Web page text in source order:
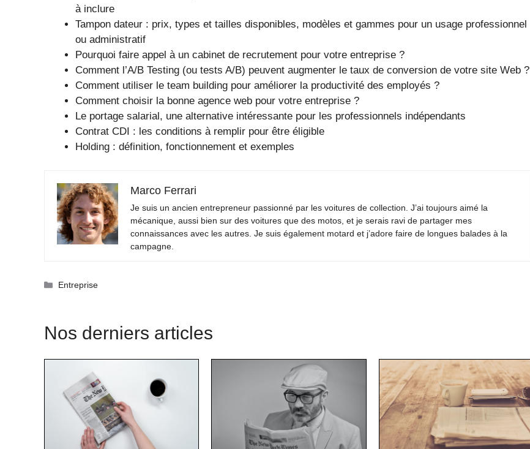
à inclure
Tampon dateur : prix, types et tailles disponibles, modèles et gammes pour un usage professionnel
ou administratif
Pourquoi faire appel à un cabinet de recrutement pour votre entreprise ?
Comment l’A/B Testing (ou tests A/B) peuvent augmenter le taux de conversion de votre site Web ?
Comment utiliser le team building pour améliorer la productivité des employés ?
Comment choisir la bonne agence web pour votre entreprise ?
Le portage salarial, une alternative intéressante pour les professionnels indépendants
Contrat CDI : les conditions à remplir pour être éligible
Holding : définition, fonctionnement et exemples
Marco Ferrari
Je suis un ancien entrepreneur passionné par les voitures de collection. J’ai toujours aimé la
mécanique, aussi bien sur des voitures que des motos, et je serais ravi de partager mes
connaissances avec les autres. Je suis également motard et j’adore faire de longues balades à la
campagne.
Catégories
Entreprise
Nos derniers articles